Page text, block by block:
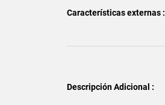
Características externas :
Descripción Adicional :